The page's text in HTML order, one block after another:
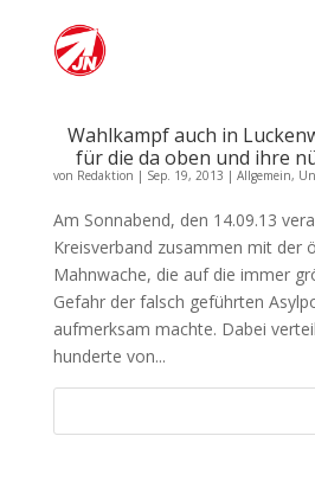
Wahlkampf auch in
für die da oben und ihre
von Redaktion | Sep. 19, 2013 | Allgemein,
Am Sonnabend, den 14.09.13
Kreisverband zusammen mit der
Mahnwache, die auf die immer
Gefahr der falsch geführten
aufmerksam machte. Dabei
hunderte von...